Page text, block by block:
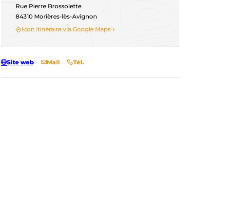
Rue Pierre Brossolette
84310 Morières-lès-Avignon
Mon itinéraire via Google Maps
Site web Mail Tél.